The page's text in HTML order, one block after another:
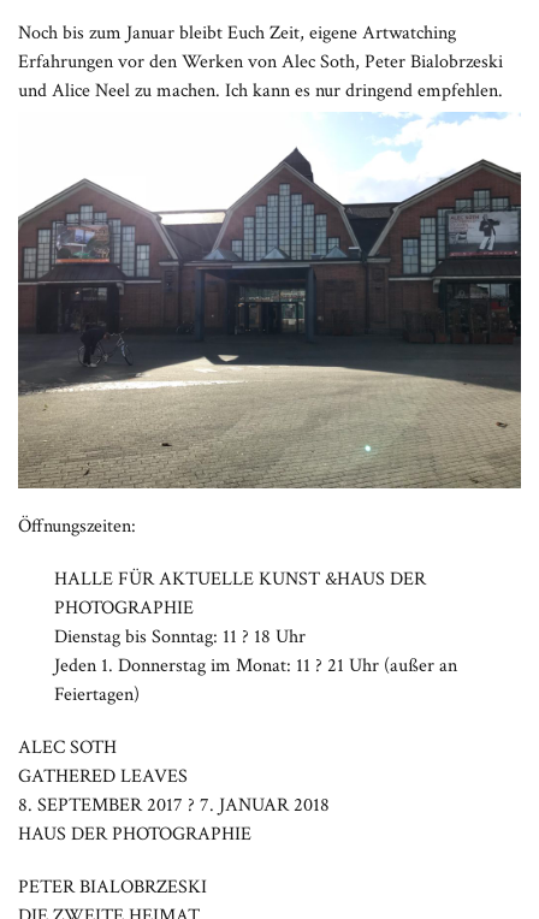
Noch bis zum Januar bleibt Euch Zeit, eigene Artwatching
Erfahrungen vor den Werken von Alec Soth, Peter Bialobrzeski
und Alice Neel zu machen. Ich kann es nur dringend empfehlen.
Öffnungszeiten:
HALLE FÜR AKTUELLE KUNST &HAUS DER
PHOTOGRAPHIE
Dienstag bis Sonntag: 11 ? 18 Uhr
Jeden 1. Donnerstag im Monat: 11 ? 21 Uhr (außer an
Feiertagen)
ALEC SOTH
GATHERED LEAVES
8. SEPTEMBER 2017 ? 7. JANUAR 2018
HAUS DER PHOTOGRAPHIE
PETER BIALOBRZESKI